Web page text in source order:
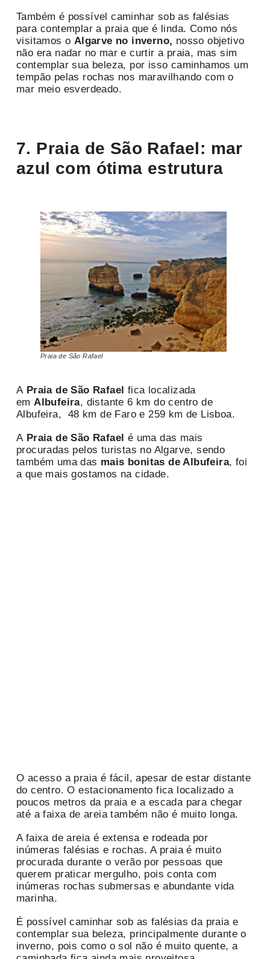
Também é possível caminhar sob as falésias
para contemplar a praia que é linda. Como nós
visitamos o Algarve no inverno, nosso objetivo
não era nadar no mar e curtir a praia, mas sim
contemplar sua beleza, por isso caminhamos um
tempão pelas rochas nos maravilhando com o
mar meio esverdeado.
7. Praia de São Rafael: mar
azul com ótima estrutura
Praia de São Rafael
A Praia de São Rafael fica localizada
em Albufeira, distante 6 km do centro de
Albufeira, 48 km de Faro e 259 km de Lisboa.
A Praia de São Rafael é uma das mais
procuradas pelos turistas no Algarve, sendo
também uma das mais bonitas de Albufeira, foi
a que mais gostamos na cidade.
O acesso a praia é fácil, apesar de estar distante
do centro. O estacionamento fica localizado a
poucos metros da praia e a escada para chegar
até a faixa de areia também não é muito longa.
A faixa de areia é extensa e rodeada por
inúmeras falésias e rochas. A praia é muito
procurada durante o verão por pessoas que
querem praticar mergulho, pois conta com
inúmeras rochas submersas e abundante vida
marinha.
É possível caminhar sob as falésias da praia e
contemplar sua beleza, principalmente durante o
inverno, pois como o sol não é muito quente, a